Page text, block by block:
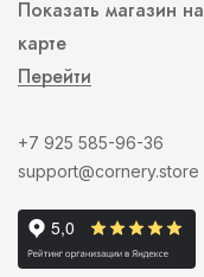
Показать магазин на
карте
Перейти
+7 925 585-96-36
support@cornery.store